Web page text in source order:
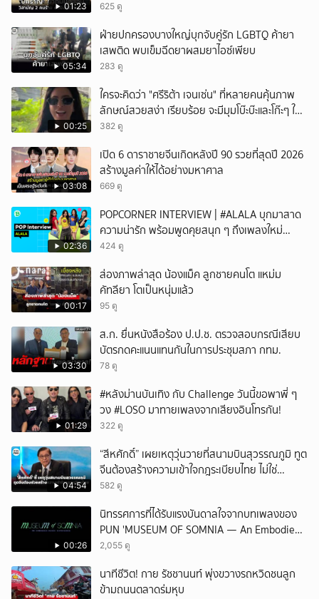
01:23 625 ดู
05:34
ฝ่ายปกครองบางใหญ่บุกจับคู่รัก LGBTQ ค้ายา
เสพติด พบเข็มฉีดยาผสมยาไอซ์เพียบ
283 ดู
00:25
ใครจะคิดว่า "ศรีริต้า เจนเซ่น" ที่หลายคนคุ้นภาพ
ลักษณ์สวยสง่า เรียบร้อย จะมีมุมโบ๊ะบ๊ะและโก๊ะๆ ให้
ได้อมยิ้มเหมือนกัน งานนี้ทำเอาแฟนๆ ทั้งเอ็นดูทั้ง
382 ดู
03:08
เปิด 6 ดาราชายจีนเกิดหลังปี 90 รวยที่สุดปี 2026
สร้างมูลค่าให้ได้อย่างมหาศาล
669 ดู
02:36
POPCORNER INTERVIEW | #ALALA บุกมาสาด
ความน่ารัก พร้อมพูดคุยสนุก ๆ ถึงเพลงใหม่
'ON&OFF'
424 ดู
00:17
ส่องภาพล่าสุด น้องแม็ค ลูกชายคนโต แหม่ม
คัทลียา โตเป็นหนุ่มแล้ว
95 ดู
03:30
ส.ก. ยื่นหนังสือร้อง ป.ป.ช. ตรวจสอบกรณีเสียบ
บัตรกดคะแนนแทนกันในการประชุมสภา กทม.
78 ดู
01:29
#หลังม่านบันเทิง กับ Challenge วันนี้ขอพาพี่ ๆ
วง #LOSO มาทายเพลงจากเสียงอินโทรกัน!
322 ดู
04:54
“สีหศักดิ์” เผยเหตุวุ่นวายที่สนามบินสุวรรณภูมิ ทูต
จีนต้องสร้างความเข้าใจกฎระเบียบไทย ไม่ใช่
ปกป้องฝ่ายจีนเพียงอย่างเดียว
582 ดู
00:26
นิทรรศการที่ได้รับแรงบันดาลใจจากบทเพลงของ
PUN 'MUSEUM OF SOMNIA — An Embodied
Music Experience'
2,055 ดู
นาทีชีวิต! กาย รัชชานนท์ พุ่งขวางรถหวิดชนลูก
ข้ามถนนตลาดร่มหุบ